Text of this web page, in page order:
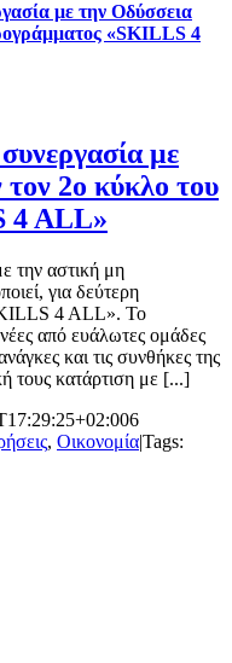
με την Οδύσσεια
«SKILLS 4
με
2ο κύκλο του
4 ALL»
την αστική μη
για δεύτερη
4 ALL». Το
από ευάλωτες ομάδες
και τις συνθήκες της
τους κατάρτιση με [...]
6
, Οικονομία|Tags: